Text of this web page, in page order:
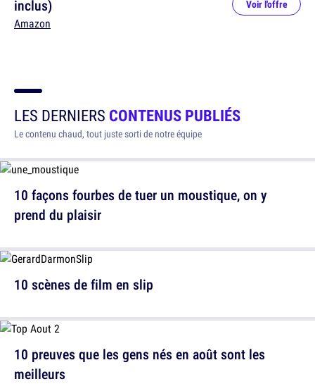
inclus)
Amazon
Voir l'offre
LES DERNIERS CONTENUS PUBLIÉS
Le contenu chaud, tout juste sorti de notre équipe
10 façons fourbes de tuer un moustique, on y
prend du plaisir
10 preuves que les gens nés en août sont les
meilleurs
10 scènes de film en slip